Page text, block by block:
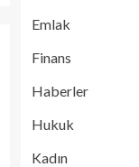
Emlak
Finans
Haberler
Hukuk
Kadın